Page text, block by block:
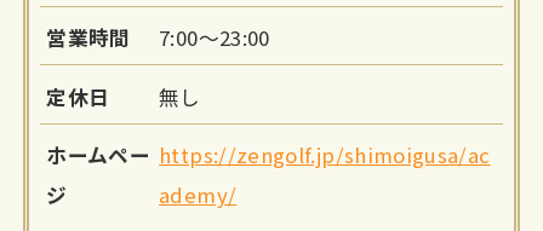
営業時間 7:00～23:00
定休日 無し
ホームペー
ジ
https://zengolf.jp/shimoigusa/ac
ademy/